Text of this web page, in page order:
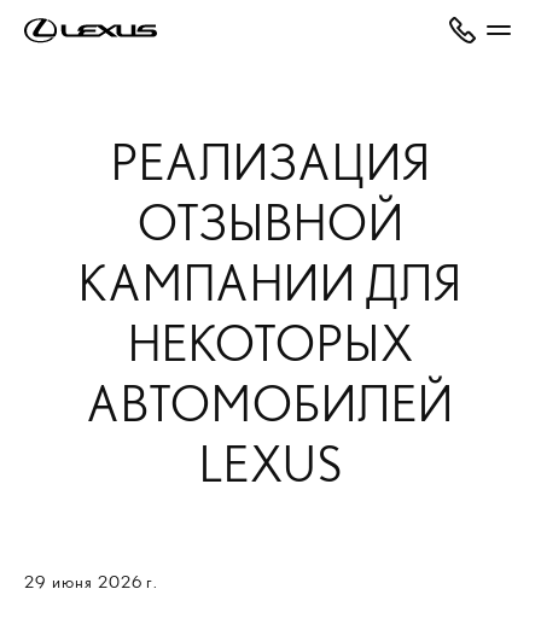
РЕАЛИЗАЦИЯ
ОТЗЫВНОЙ
КАМПАНИИ ДЛЯ
НЕКОТОРЫХ
АВТОМОБИЛЕЙ
LEXUS
29 июня 2026 г.